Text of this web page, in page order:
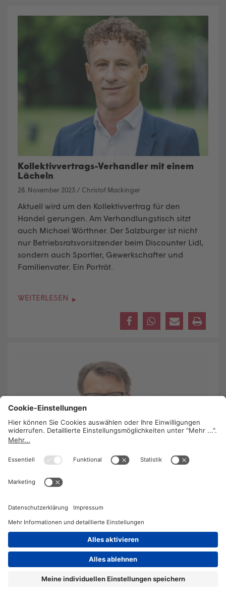
Kollektivvertrags-Verhandler mit einem
Lächeln
28. November 2023 / Christof Mackinger
Aktuell wird um den Kollektivvertrag für den
Handel gerungen. Am Verhandlungstisch sitzt
auch Michael Wörthner. Der Salzburger ist nicht
nur Betriebsratsvorsitzender beim Discounter Lidl,
sondern auch Sportler, Gewerkschafter und
Familienvater. Ein Porträt.
WEITERLESEN
Bloß keine One-Man-Show
9. Oktober 2023 Christian Resei
Aus einfachen Verhältnissen stammend, wurde
Raimund Döcker Betriebsrats-Vorsitzender bei
Hartlauer. Er schätzt einen kollektiven Führungsstil
und einen wertschätzenden Umgang.